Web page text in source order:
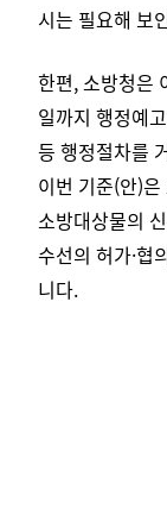
시는 필요해 보
한편, 소방청은
일까지 행정예
등 행정절차를
이번 기준(안)
소방대상물의 신
수선의 허가·협
니다.